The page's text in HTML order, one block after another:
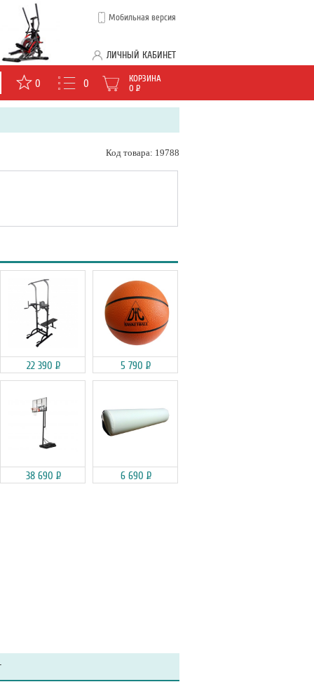
Мобильная версия
ЛИЧНЫЙ КАБИНЕТ
0 0
КОРЗИНА
0 Р
Код товара: 19788
22 390 Р 5 790 Р
38 690 Р 6 690 Р